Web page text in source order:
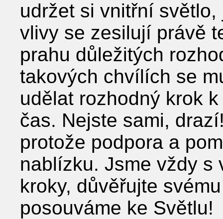
udržet si vnitřní
vlivy se zesilují právě
prahu důležitých
takových chvílích se
udělat rozhodný krok
čas. Nejste sami,
protože podpora a
nablízku. Jsme vždy s
kroky, důvěřujte
posouváme ke Světlu!